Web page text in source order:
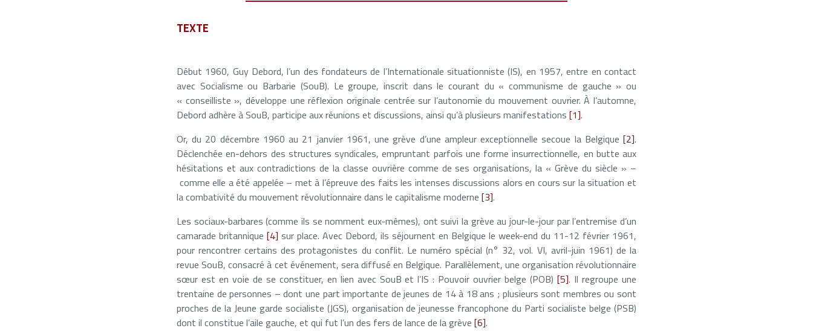
TEXTE
Début 1960, Guy Debord, l’un des fondateurs de l’Internationale situationniste (IS), en 1957, entre en contact
avec Socialisme ou Barbarie (SouB). Le groupe, inscrit dans le courant du « communisme de gauche » ou
« conseilliste », développe une réflexion originale centrée sur l’autonomie du mouvement ouvrier. À l’automne,
Debord adhère à SouB, participe aux réunions et discussions, ainsi qu’à plusieurs manifestations [1].
Or, du 20 décembre 1960 au 21 janvier 1961, une grève d’une ampleur exceptionnelle secoue la Belgique [2].
Déclenchée en-dehors des structures syndicales, empruntant parfois une forme insurrectionnelle, en butte aux
hésitations et aux contradictions de la classe ouvrière comme de ses organisations, la « Grève du siècle » –
comme elle a été appelée – met à l’épreuve des faits les intenses discussions alors en cours sur la situation et
la combativité du mouvement révolutionnaire dans le capitalisme moderne [3].
Les sociaux-barbares (comme ils se nomment eux-mêmes), ont suivi la grève au jour-le-jour par l’entremise d’un
camarade britannique [4] sur place. Avec Debord, ils séjournent en Belgique le week-end du 11-12 février 1961,
pour rencontrer certains des protagonistes du conflit. Le numéro spécial (n° 32, vol. VI, avril-juin 1961) de la
revue SouB, consacré à cet événement, sera diffusé en Belgique. Parallèlement, une organisation révolutionnaire
sœur est en voie de se constituer, en lien avec SouB et l’IS : Pouvoir ouvrier belge (POB)[5]. Il regroupe une
trentaine de personnes – dont une part importante de jeunes de 14 à 18 ans ; plusieurs sont membres ou sont
proches de la Jeune garde socialiste (JGS), organisation de jeunesse francophone du Parti socialiste belge (PSB)
dont il constitue l’aile gauche, et qui fut l’un des fers de lance de la grève [6].